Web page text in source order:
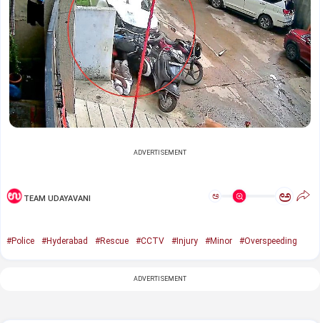
ADVERTISEMENT
TEAM UDAYAVANI ಅ ಅ
#Police #Hyderabad #Rescue #CCTV #Injury #Minor #Overspeeding
ADVERTISEMENT